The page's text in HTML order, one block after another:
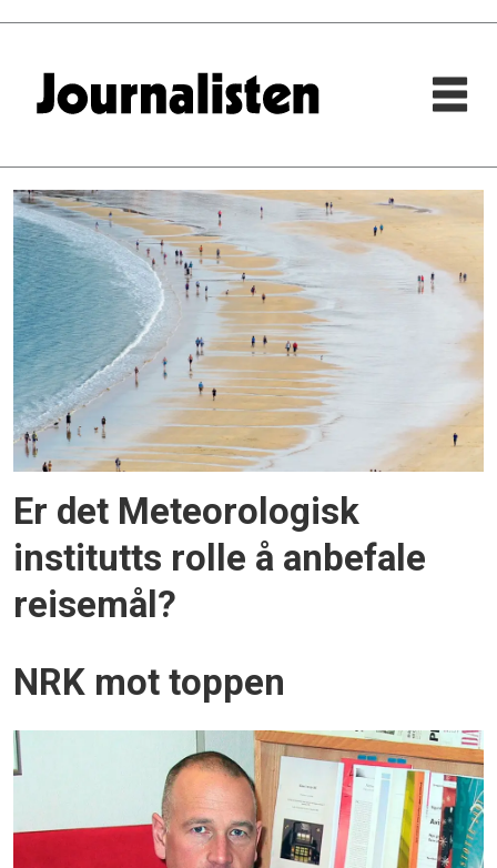
Tag:
yr
Er det Meteorologisk
institutts rolle å anbefale
reisemål?
NRK mot toppen